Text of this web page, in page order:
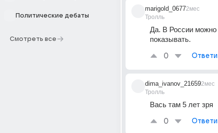
Политические дебаты
Смотреть все
marigold_0677
Тролль
2мес
Да. В России
показывать.
0
dima_ivanov_21659
Тролль
2мес
Вась там 5 лет зря
0